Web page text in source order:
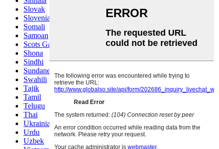
Slovak
Slovenian
Somali
Samoan
Scots Gaelic
Shona
Sindhi
Sundanese
Swahili
Tajik
Tamil
Telugu
Thai
Ukrainian
Urdu
Uzbek